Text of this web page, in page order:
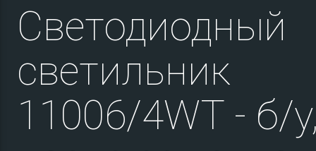
Светодиодный
светильник
11006/4WT - б/